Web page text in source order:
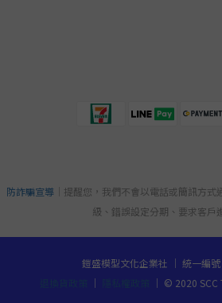
防詐騙宣導 ｜提醒您，我們不會以電話或簡訊方
級、錯誤設定分期、要求客戶
鎧盛模型文化企業社 ｜ 統一編
｜ ｜ © 2020 SCC